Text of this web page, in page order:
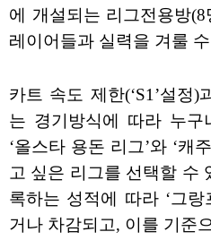
에 개설되는 리그전용방
레이어들과 실력을 겨룰
카트 속도 제한(‘S1’설정)
는 경기방식에 따라 누
‘올스타 용돈 리그’와 ‘캐
고 싶은 리그를 선택할 수
록하는 성적에 따라 ‘그랑
거나 차감되고, 이를 기준